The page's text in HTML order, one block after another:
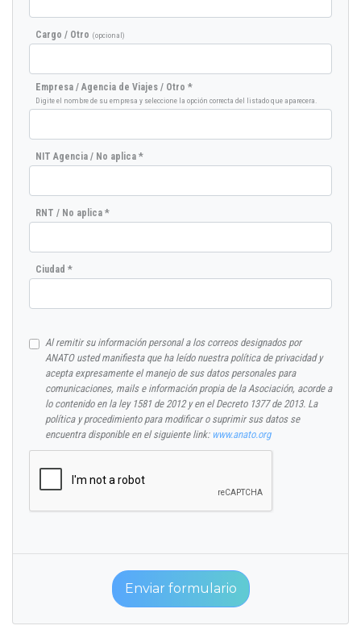
Cargo / Otro (opcional)
Empresa / Agencia de Viajes / Otro *
Digite el nombre de su empresa y seleccione la opción correcta del listado que aparecera.
NIT Agencia / No aplica *
RNT / No aplica *
Ciudad *
Al remitir su información personal a los correos designados por
ANATO usted manifiesta que ha leído nuestra política de privacidad y
acepta expresamente el manejo de sus datos personales para
comunicaciones, mails e información propia de la Asociación, acorde a
lo contenido en la ley 1581 de 2012 y en el Decreto 1377 de 2013. La
política y procedimiento para modificar o suprimir sus datos se
encuentra disponible en el siguiente link: www.anato.org
Enviar formulario